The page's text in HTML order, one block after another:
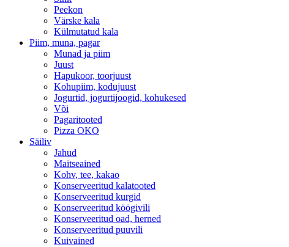
Peekon
Värske kala
Külmutatud kala
Piim, muna, pagar
Munad ja piim
Juust
Hapukoor, toorjuust
Kohupiim, kodujuust
Jogurtid, jogurtijoogid, kohukesed
Või
Pagaritooted
Pizza OKO
Säiliv
Jahud
Maitseained
Kohv, tee, kakao
Konserveeritud kalatooted
Konserveeritud kurgid
Konserveeritud köögivili
Konserveeritud oad, herned
Konserveeritud puuvili
Kuivained